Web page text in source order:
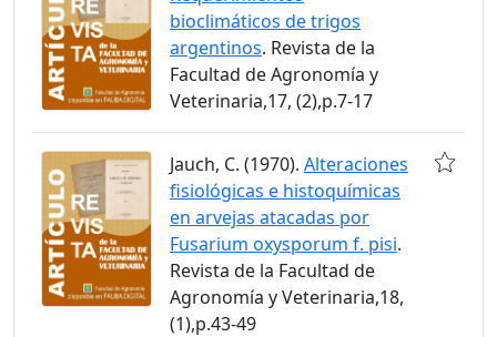
bioclimáticos de trigos
argentinos. Revista de la
Facultad de Agronomía y
Veterinaria,17, (2),p.7-17
Jauch, C. (1970). Alteraciones
fisiológicas e histoquímicas
en arvejas atacadas por
Fusarium oxysporum f. pisi.
Revista de la Facultad de
Agronomía y Veterinaria,18,
(1),p.43-49